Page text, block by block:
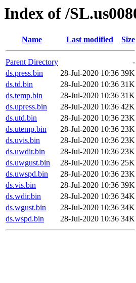
Index of /
Name Last modified Size
Parent Directory
-
ds.press.bin
28-Jul-2020 10:36 39K
ds.td.bin
28-Jul-2020 10:36 31K
ds.temp.bin
28-Jul-2020 10:36 31K
ds.upress.bin
28-Jul-2020 10:36 42K
ds.utd.bin
28-Jul-2020 10:36 23K
ds.utemp.bin
28-Jul-2020 10:36 23K
ds.uvis.bin
28-Jul-2020 10:36 23K
ds.uwdir.bin
28-Jul-2020 10:36 23K
ds.uwgust.bin
28-Jul-2020 10:36 25K
ds.uwspd.bin
28-Jul-2020 10:36 23K
ds.vis.bin
28-Jul-2020 10:36 39K
ds.wdir.bin
28-Jul-2020 10:36 34K
ds.wgust.bin
28-Jul-2020 10:36 34K
ds.wspd.bin
28-Jul-2020 10:36 34K